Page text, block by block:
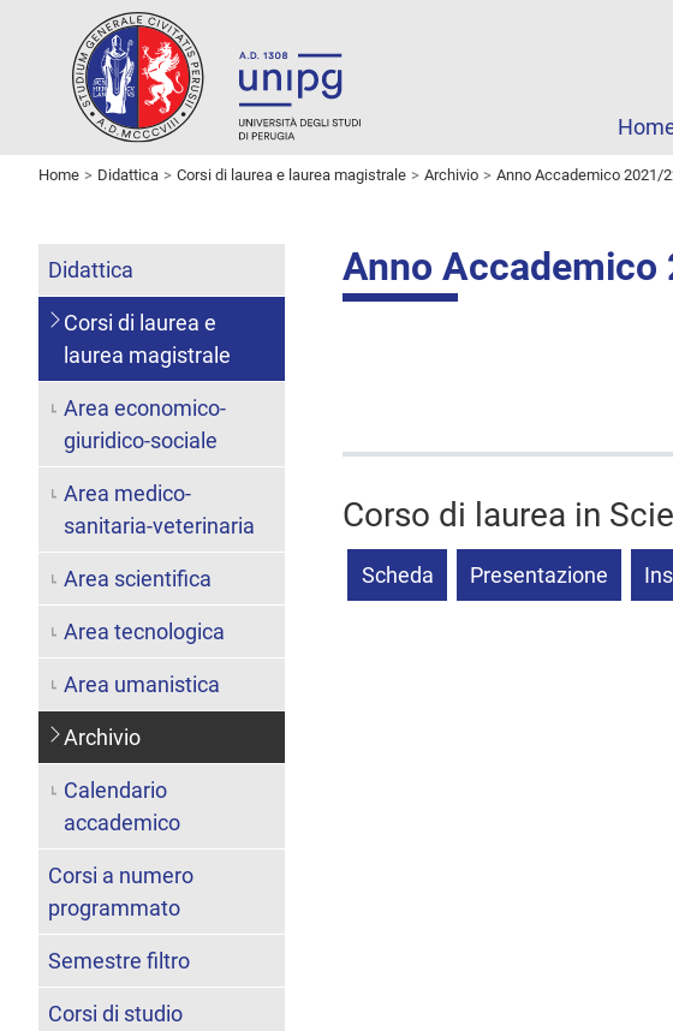
Home Didattica Corsi di laurea e laurea magistrale Archivio Anno Accademico 2021/
Anno Accademico
Corso di laurea in
Scheda Presentazione
Didattica
Corsi di laurea e
laurea magistrale
Area economico-
giuridico-sociale
Area medico-
sanitaria-veterinaria
Area scientifica
Area tecnologica
Area umanistica
Archivio
Calendario
accademico
Corsi a numero
programmato
Semestre filtro
Corsi di studio